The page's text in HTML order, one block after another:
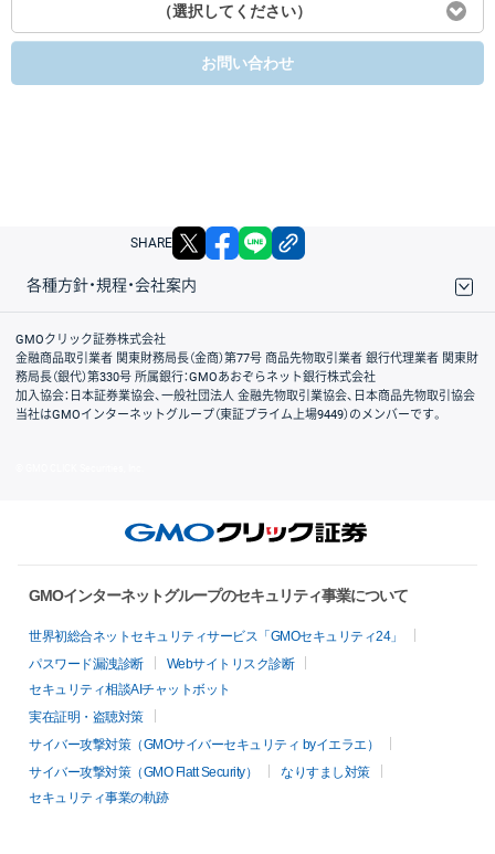
（選択してください）
お問い合わせ
SHARE X facebook
各種方針・規程・会社案内
取引規程・約款
サイトマップ
その他のご案内
個人情報保護方針
最良執行方針
サイトのご利用について
ディスクレイマー
信託保全
リスク説明
会社案内
GMOクリック証券株式会社
金融商品取引業者 関東財務局長（金商）第77号 商品先物取引業者 銀行代理業者 関東財
務局長（銀代）第330号 所属銀行：GMOあおぞらネット銀行株式会社
加入協会：日本証券業協会、一般社団法人 金融先物取引業協会、日本商品先物取引協会
当社はGMOインターネットグループ（東証プライム上場9449）のメンバーです。
GMOインターネットグループのセキュリティ事業について
世界初総合ネットセキュリティサービス「GMOセキュリティ24」
パスワード漏洩診断
Webサイトリスク診断
セキュリティ相談AIチャットボット
実在証明・盗聴対策
サイバー攻撃対策（GMOサイバーセキュリティ byイエラエ）
サイバー攻撃対策（GMO Flatt Security）
なりすまし対策
セキュリティ事業の軌跡